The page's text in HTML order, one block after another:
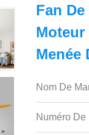
Fan
Moteur
Menée
Nom De
Numéro De